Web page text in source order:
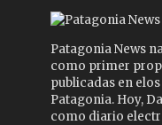
Patagonia News
como primer
publicadas en
Patagonia. Hoy,
como diario